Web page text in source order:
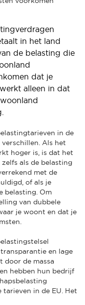
in het land
de belasting die
dat je
alleen in dat
in de
Als het
hoger is, is dat het
als de belasting
met de
of als je
belasting. Om
van dubbele
je woont en dat je
en lage
door de massa
hebben hun bedrijf
tarieven in de EU. Het